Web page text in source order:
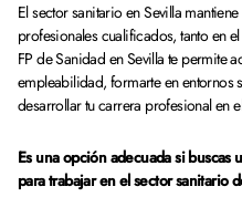
El sector sanitario en Sevilla
profesionales cualificados, tanto en
FP de Sanidad en Sevilla te permite
empleabilidad, formarte en entornos
desarrollar tu carrera profesional en
Es una opción adecuada si
para trabajar en el sector sanitario